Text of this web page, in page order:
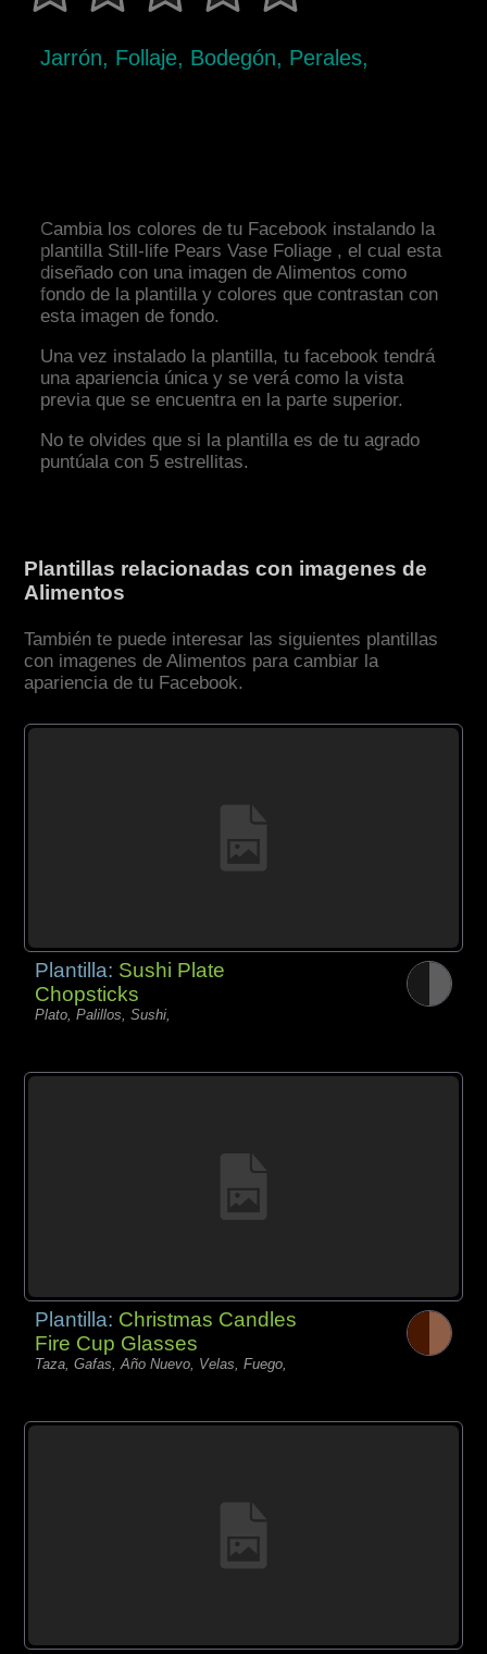
Jarrón, Follaje, Bodegón, Perales,
Cambia los colores de tu Facebook instalando la
plantilla Still-life Pears Vase Foliage , el cual esta
diseñado con una imagen de Alimentos como
fondo de la plantilla y colores que contrastan con
esta imagen de fondo.
Una vez instalado la plantilla, tu facebook tendrá
una apariencia única y se verá como la vista
previa que se encuentra en la parte superior.
No te olvides que si la plantilla es de tu agrado
puntúala con 5 estrellitas.
Plantillas relacionadas con imagenes de
Alimentos
También te puede interesar las siguientes plantillas
con imagenes de Alimentos para cambiar la
apariencia de tu Facebook.
Plantilla: Sushi Plate
Chopsticks
Plato, Palillos, Sushi,
Plantilla: Christmas Candles
Fire Cup Glasses
Taza, Gafas, Año Nuevo, Velas, Fuego,